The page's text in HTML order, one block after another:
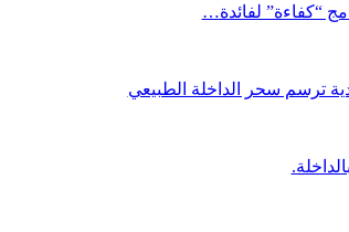
“كفاءة” لفائدة…
ترسم سحر الداخلة الطبيعي